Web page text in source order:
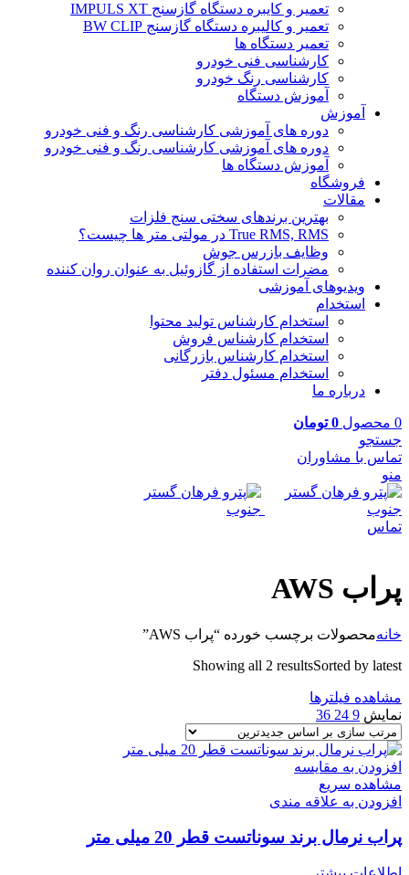
تعمیر و کایبره دستگاه گازسنج IMPULS XT
تعمیر و کالیبره دستگاه گازسنج BW CLIP
تعمیر دستگاه ها
کارشناسی فنی خودرو
کارشناسی رنگ خودرو
آموزش دستگاه
آموزش
دوره های آموزشی کارشناسی رنگ و فنی خودرو
دوره های آموزشی کارشناسی رنگ و فنی خودرو
آموزش دستگاه ها
فروشگاه
مقالات
بهترین برندهای سختی سنج فلزات
True RMS, RMS در مولتی متر ها چیست؟
وظایف بازرس جوش
مضرات استفاده از گازوئیل به عنوان روان کننده
ویدیوهای آموزشی
استخدام
استخدام کارشناس تولید محتوا
استخدام کارشناس فروش
استخدام کارشناس بازرگانی
استخدام مسئول دفتر
درباره ما
0 محصول 0 تومان
جستجو
تماس با مشاوران
منو
تماس
پراب AWS
خانهمحصولات برچسب خورده “پراب AWS”
Showing all 2 resultsSorted by latest
مشاهده فیلترها
نمایش 9
24
36
افزودن به مقایسه
مشاهده سریع
افزودن به علاقه مندی
پراب نرمال برند سوناتست قطر 20 میلی متر